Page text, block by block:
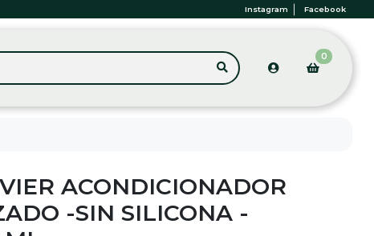
Instagram Facebook
0
ACONDICIONADOR
-SIN SILICONA -